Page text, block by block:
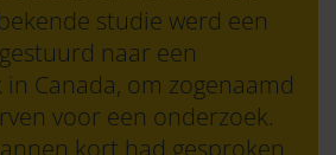
bekende studie werd een
naar een
Canada, om zogenaamd
voor een onderzoek.
kort had gesproken